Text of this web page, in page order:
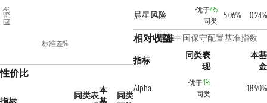
标准差%
回报%
性价比
同类表本
同类
晨星风险 优于4%
同类
5.06% 0.24%
相对收益
基准中国保守配置基准指数
指标
同类表
现
本基
金
Alpha
优于1%
同类
-18.90%